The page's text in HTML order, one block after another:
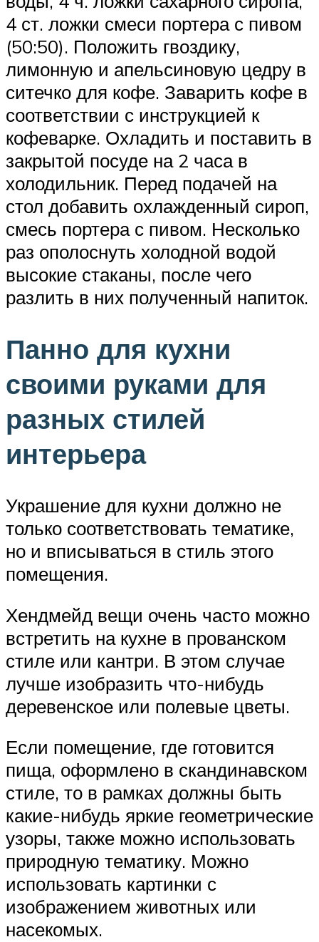
4 ст. ложки смеси портера с пивом
(50:50). Положить гвоздику,
лимонную и апельсиновую цедру в
ситечко для кофе. Заварить кофе в
соответствии с инструкцией к
кофеварке. Охладить и поставить в
закрытой посуде на 2 часа в
холодильник. Перед подачей на
стол добавить охлажденный сироп,
смесь портера с пивом. Несколько
раз ополоснуть холодной водой
высокие стаканы, после чего
разлить в них полученный напиток.
Панно для кухни
своими руками для
разных стилей
интерьера
Украшение для кухни должно не
только соответствовать тематике,
но и вписываться в стиль этого
помещения.
Хендмейд вещи очень часто можно
встретить на кухне в прованском
стиле или кантри. В этом случае
лучше изобразить что-нибудь
деревенское или полевые цветы.
Если помещение, где готовится
пища, оформлено в скандинавском
стиле, то в рамках должны быть
какие-нибудь яркие геометрические
узоры, также можно использовать
природную тематику. Можно
использовать картинки с
изображением животных или
насекомых.